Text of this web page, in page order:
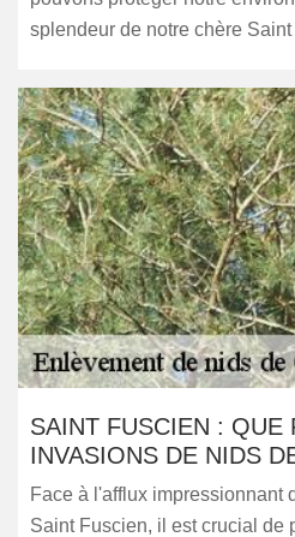
splendeur de notre chère
SAINT FUSCIEN : QUE
INVASIONS DE NIDS
Face à l'afflux impressionnant
Saint Fuscien, il est crucial de